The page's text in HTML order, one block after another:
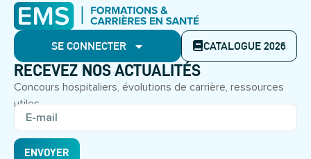
SE CONNECTER CATALOGUE 2026
RECEVEZ NOS ACTUALITÉS
Concours hospitaliers, évolutions de carrière, ressources
utiles.
ENVOYER